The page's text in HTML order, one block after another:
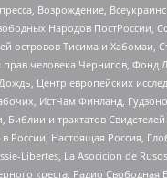
Возрождение,
Народов ПостРоссии,
островов Тисима и
человека Чернигов, Фонд
Центр европейских
ИстЧам Финланд,
и трактатов
Настоящая Россия,
Libertes, La Asocicion de
креста, Радио